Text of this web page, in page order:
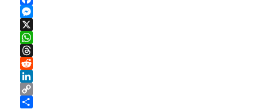
Facebook
Messenger
X
WhatsApp
Threads
Reddit
LinkedIn
Copy